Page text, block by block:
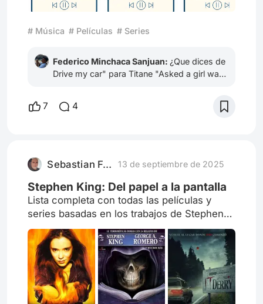
# Música # Películas # Series
Federico Minchaca Sanjuan: ¿Que dices de
Drive my car" para Titane "Asked a girl want
7 4
Sebastian F. Esparza 13 de septiembre de 2025
Stephen King: Del papel a la pantalla
Lista completa con todas las películas y
series basadas en los trabajos de Stephen
King.